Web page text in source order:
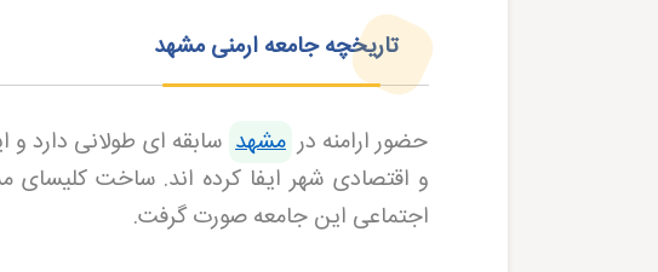
تاریخچه جامعه ارمنی مشهد
حضور ارامنه در مشهد سابقه ای طولانی دارد
و اقتصادی شهر ایفا کرده اند. ساخت
اجتماعی این جامعه صورت گرفت.